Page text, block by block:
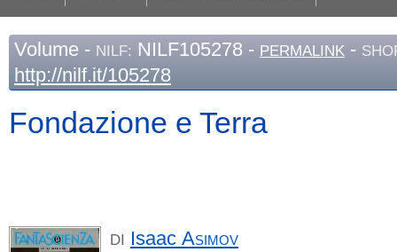
Volume - NILF: NILF105278 - PERMALINK -
http://nilf.it/105278
Fondazione e Terra
DI Isaac Asimov